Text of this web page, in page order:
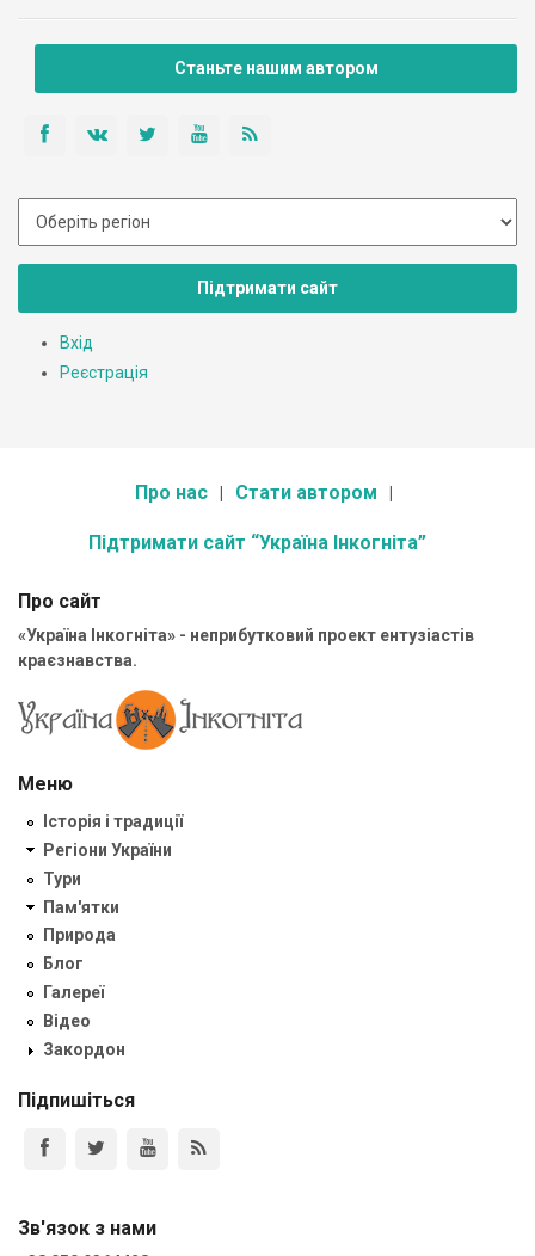
Станьте нашим автором
Підтримати сайт
Вхід
Реєстрація
Про нас Стати автором
Підтримати сайт “Україна Інкогніта”
Про сайт
«Україна Інкогніта» - неприбутковий проект ентузіастів
краєзнавства.
Меню
Історія і традиції
Регіони України
Тури
Пам'ятки
Природа
Блог
Галереї
Відео
Закордон
Підпишіться
Зв'язок з нами